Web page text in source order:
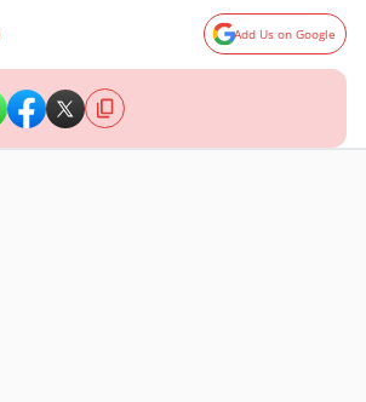
Add Us on Google